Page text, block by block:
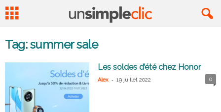
Tag: summer sale
Les soldes d’été chez Honor
Alex - 19 juillet 2022 0